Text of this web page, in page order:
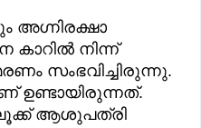
അഗ്നിരക്ഷാ
നിന്ന്
സംഭവിച്ചിരുന്നു.
ഉണ്ടായിരുന്നത്.
ആശുപത്രി